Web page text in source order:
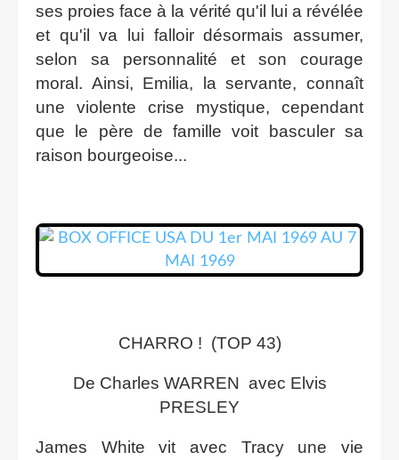
ses proies face à la vérité qu'il lui a révélée
et qu'il va lui falloir désormais assumer,
selon sa personnalité et son courage
moral. Ainsi, Emilia, la servante, connaît
une violente crise mystique, cependant
que le père de famille voit basculer sa
raison bourgeoise...
CHARRO ! (TOP 43)
De Charles WARREN avec Elvis
PRESLEY
James White vit avec Tracy une vie